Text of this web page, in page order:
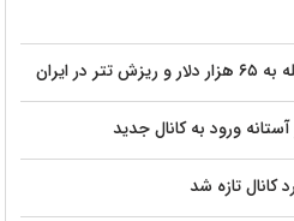
ایران
ورود به کانال جدید
کانال تازه شد